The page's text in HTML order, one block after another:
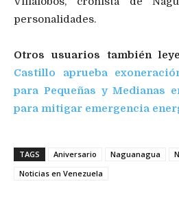
personalidades.
Otros usuarios también
Castillo aprueba
para Pequeñas y Medianas
para mitigar emergencia
TAGS Aniversario Naguanagua
Noticias en Venezuela